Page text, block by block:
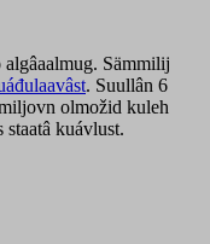
Sämmilij
. Suullân 6
olmožid kuleh
staatâ kuávlust.